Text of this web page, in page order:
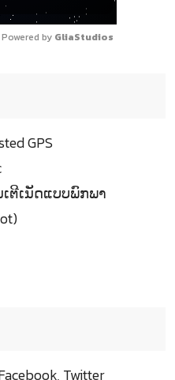
Powered by GliaStudios
GPS
ຕີເນັດແບບພົກພາ
Twitter